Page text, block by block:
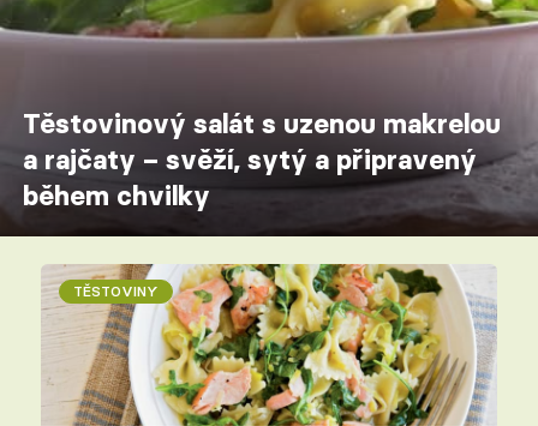
Těstovinový salát s uzenou makrelou
a rajčaty – svěží, sytý a připravený
během chvilky
TĚSTOVINY